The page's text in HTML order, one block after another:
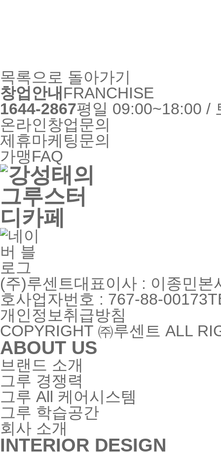
목록으로 돌아가기
창업안내 FRANCHISE
1644-2867평일 09:00~18:00 /
온라인창업문의
제휴마케팅문의
가맹FAQ
(주)루센트대표이사 : 이종민본
호사업자번호 : 767-88-00173
개인정보취급방침
COPYRIGHT ㈜루센트 ALL
ABOUT US
브랜드 소개
그루 경쟁력
그루 All 케어시스템
그루 학습공간
회사 소개
INTERIOR DESIGN